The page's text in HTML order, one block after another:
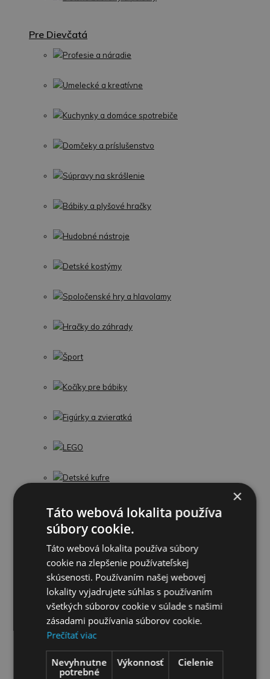
Pre Dievčatá
Profesie a náradie
Umelecké a kreatívne
Kuchynky a domáce spotrebiče
Domčeky a príslušenstvo
Súpravy na skrášlenie
Bábiky a plyšové hračky
Hudobné nástroje
Detské kostýmy
Spoločenské hry a hlavolamy
Hračky do záhrady
Šport
Kočíky pre bábiky
Figúrky a zvieratká
LEGO
Detské kufre
Detské knihy
Puzzle
Omaľovánky
Interaktívne zvieratká
Guľočkové dráhy
Stavebnice
×
Táto webová lokalita používa
súbory cookie.
Táto webová lokalita používa súbory
cookie na zlepšenie používateľskej
skúsenosti. Používaním našej webovej
lokality vyjadrujete súhlas s používaním
všetkých súborov cookie v súlade s našimi
zásadami používania súborov cookie.
Prečítať viac
Nevyhnutne
potrebné
Výkonnosť Cielenie